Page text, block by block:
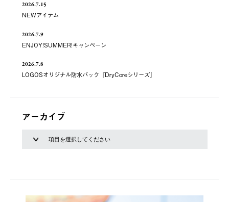
2026.7.15
NEWアイテム
2026.7.9
ENJOY!SUMMER!キャンペーン
2026.7.8
LOGOSオリジナル防水バック『DryCoreシリーズ』
アーカイブ